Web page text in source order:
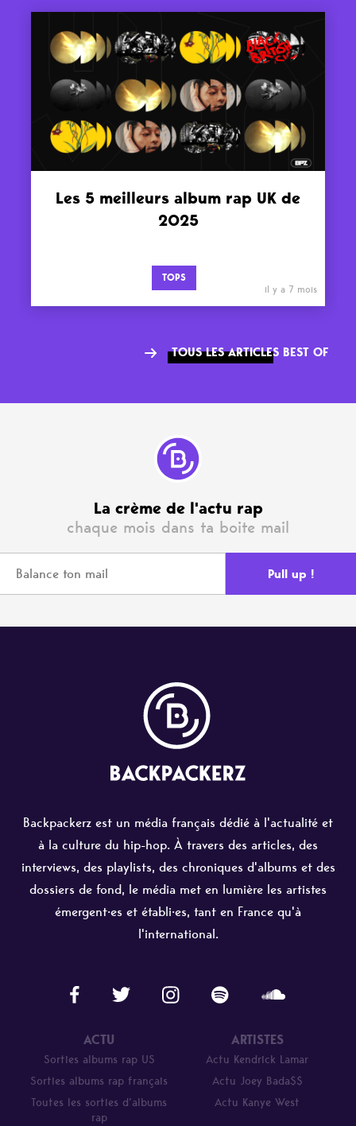
Les 5 meilleurs album rap UK de
2025
TOPS
il y a 7 mois
TOUS LES ARTICLES BEST OF
La crème de l'actu rap
chaque mois dans ta boite mail
Backpackerz est un média français dédié à l'actualité et
à la culture du hip-hop. À travers des articles, des
interviews, des playlists, des chroniques d'albums et des
dossiers de fond, le média met en lumière les artistes
émergent·es et établi·es, tant en France qu'à
l'international.
ACTU
Sorties albums rap US
Sorties albums rap français
Toutes les sorties d’albums
rap
ARTISTES
Actu Kendrick Lamar
Actu Joey Bada$$
Actu Kanye West